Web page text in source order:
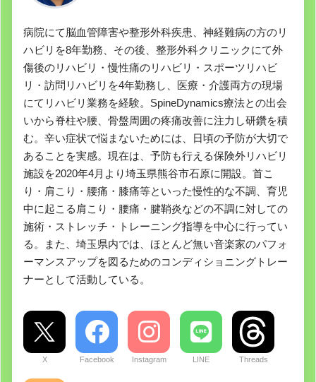
病院にて脳血管障害や整形外科疾患、神経難病の方のリ
ハビリを8年勤務、その後、整形外科クリニックにて外
傷後のリハビリ・慢性痛のリハビリ・スポーツリハビ
リ・訪問リハビリを4年勤務し、医療・介護両方の現場
にてリハビリ業務を経験。SpineDynamics療法との出会
いから脊柱や腰、骨盤周囲の疼痛改善に注力し研鑽を積
む。辛い症状で悩まないためには、日頃の予防が大切で
あることを実感。現在は、予防も行える保険外リハビリ
施設を2020年4月より埼玉県熊谷市石原に開設。首こ
り・肩こり・腰痛・膝痛等といった慢性的な不調、育児
中に起こる肩こり・腰痛・腱鞘炎などの不調に対しての
施術・ストレッチ・トレーニング指導を中心に行ってい
る。また、埼玉県内では、ほとんど無い音楽家のパフォ
ーマンスアップを図るためのコンディショニングトレー
ナーとして活動している。
X Facebook Instagram LINE Threads